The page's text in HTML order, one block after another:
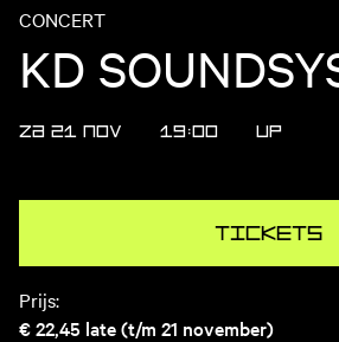
CONCERT
KD
ZA 21 NOV 19:00 UP
Tickets
Prijs:
€ 22,45 late (t/m 21 november)